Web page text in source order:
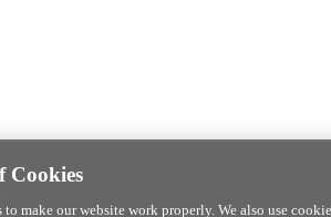
Cookies
to make our website work properly. We also use